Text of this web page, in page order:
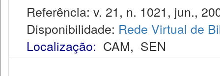
Referência: v. 21, n. 1021, jun.,
Disponibilidade: Rede Virtual de
Localização: CAM, SEN